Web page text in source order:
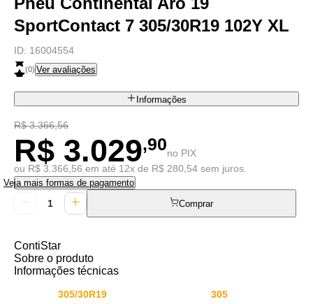
SportContact 7 305/30R19 102Y XL
ID: 16004554
(0) Ver avaliações
Informações
R$ 3.366,56
R$ 3.029,90no PIX
ou R$ 3.366,56 em até 12x de R$ 280,54 sem juros.
Veja mais formas de pagamento
Comprar
ContiStar
Sobre o produto
Informações técnicas
305/30R19 305